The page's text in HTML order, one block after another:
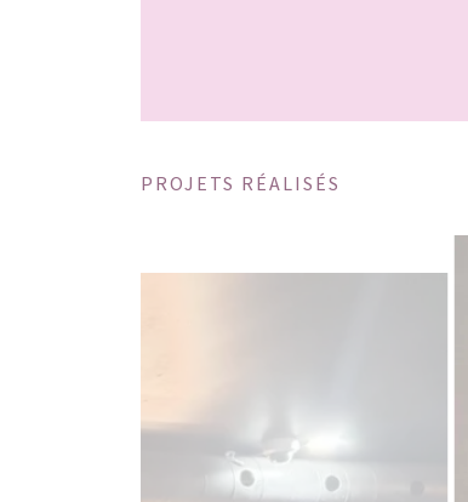
PROJETS RÉALISÉS